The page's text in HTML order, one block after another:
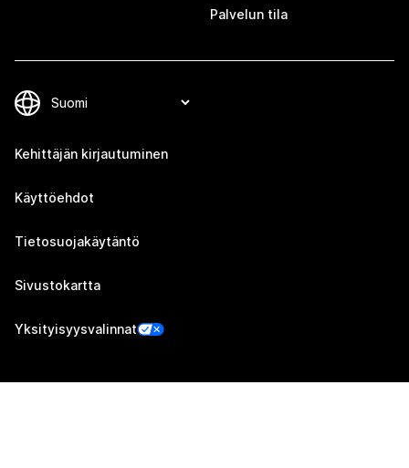
Palvelun tila
Kehittäjän kirjautuminen
Käyttöehdot
Tietosuojakäytäntö
Sivustokartta
Yksityisyysvalinnat